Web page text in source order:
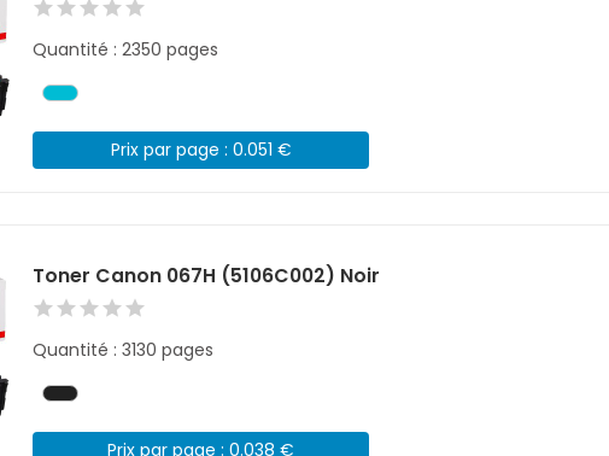
Quantité : 2350 pages
Prix par page : 0.051 €
Toner Canon 067H (5106C002) Noir
Quantité : 3130 pages
Prix par page : 0.038 €